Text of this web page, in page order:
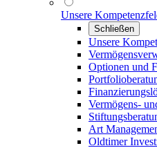
Unsere
Schließen
Unsere
Optionen und
Vermögens-
Art
Oldtimer